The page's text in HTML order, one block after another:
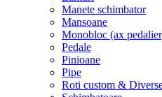
Manete schimbator
Mansoane
Monobloc (ax
Pedale
Pinioane
Pipe
Roti custom &